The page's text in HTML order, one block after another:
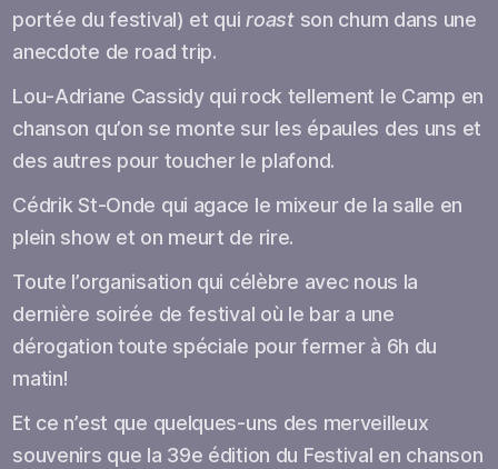
portée du festival) et quiroastson chum dans une
anecdote de road trip.
Lou-Adriane Cassidy qui rock tellement le Camp en
chanson qu’on se monte sur les épaules des uns et
des autres pour toucher le plafond.
Cédrik St-Onde qui agace le mixeur de la salle en
plein show et on meurt de rire.
Toute l’organisation qui célèbre avec nous la
dernière soirée de festival où le bar a une
dérogation toute spéciale pour fermer à 6h du
matin!
Et ce n’est que quelques-uns des merveilleux
souvenirs que la 39e édition du Festival en chanson